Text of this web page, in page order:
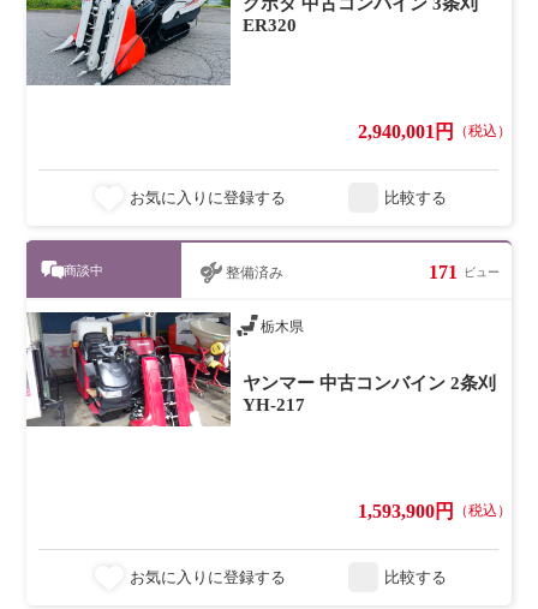
ER320
2,940,001円 （税込）
お気に入りに登録する 比較する
商談中 整備済み 171 ビュー
栃木県
ヤンマー 中古コンバイン 2条刈
YH-217
1,593,900円 （税込）
お気に入りに登録する 比較する